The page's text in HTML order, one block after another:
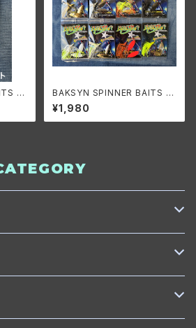
1/
ン ス
カ
BAKSYN SPINNER BAITS 3/
8oz. DW/バクシン スピナーベ
イト 3/8oz. DW
¥1,980